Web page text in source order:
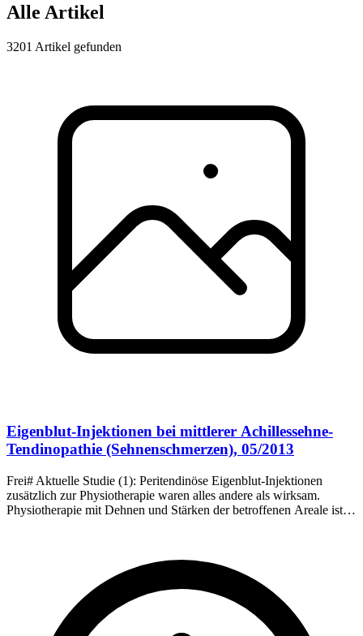
Alle Artikel
3201 Artikel gefunden
Eigenblut-Injektionen bei mittlerer Achillessehne-
Tendinopathie (Sehnenschmerzen), 05/2013
Frei# Aktuelle Studie (1): Peritendinöse Eigenblut-Injektionen
zusätzlich zur Physiotherapie waren alles andere als wirksam.
Physiotherapie mit Dehnen und Stärken der betroffenen Areale ist